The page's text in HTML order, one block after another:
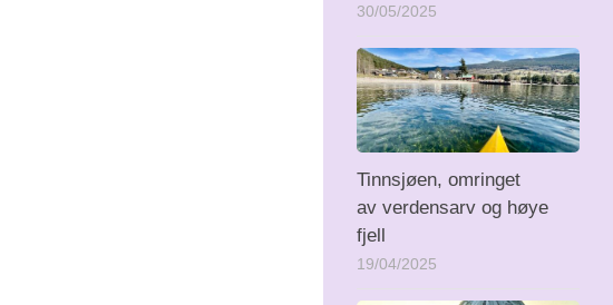
30/05/2025
Tinnsjøen, omringet
av verdensarv og høye
fjell
19/04/2025